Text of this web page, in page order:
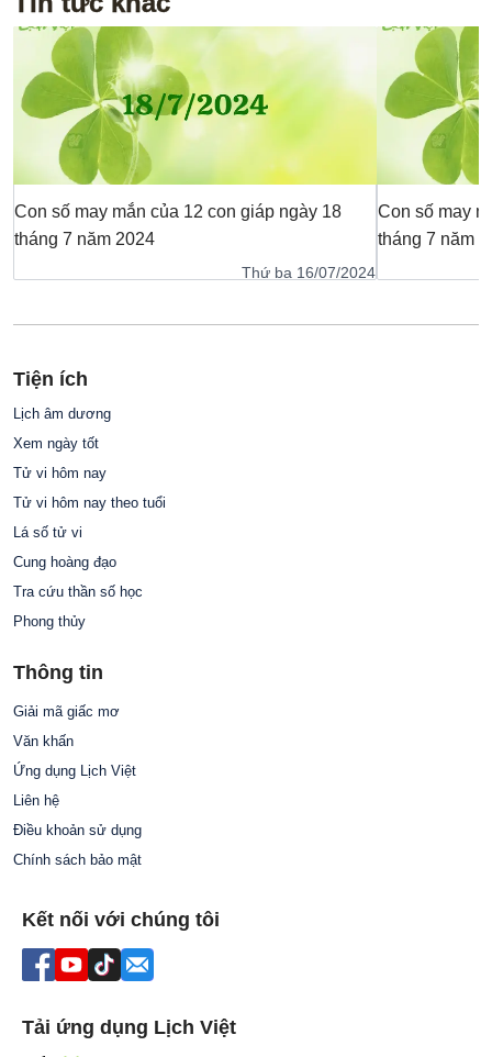
Con số may mắn của 12 con giáp ngày 18
tháng 7 năm 2024
Thứ ba 16/07/2024
Con số may
tháng 7 năm
Tiện ích
Lịch âm dương
Xem ngày tốt
Tử vi hôm nay
Tử vi hôm nay theo tuổi
Lá số tử vi
Cung hoàng đạo
Tra cứu thần số học
Phong thủy
Thông tin
Giải mã giấc mơ
Văn khấn
Ứng dụng Lịch Việt
Liên hệ
Điều khoản sử dụng
Chính sách bảo mật
Kết nối với chúng tôi
Tải ứng dụng Lịch Việt